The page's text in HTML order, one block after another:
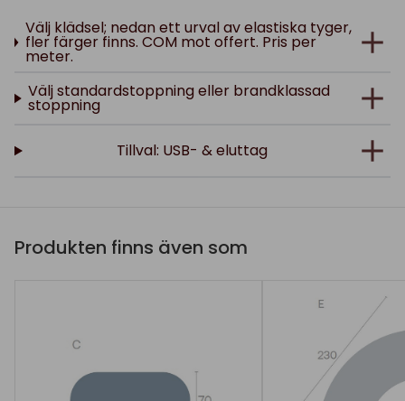
Välj klädsel; nedan ett urval av elastiska tyger,
fler färger finns. COM mot offert. Pris per
meter.
Välj standardstoppning eller brandklassad
stoppning
Tillval: USB- & eluttag
Produkten finns även som